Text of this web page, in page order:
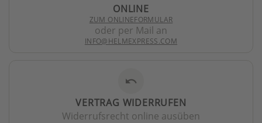
ONLINE
ZUM ONLINEFORMULAR
oder per Mail an
INFO@HELMEXPRESS.COM
undo
VERTRAG WIDERRUFEN
Widerrufsrecht online ausüben